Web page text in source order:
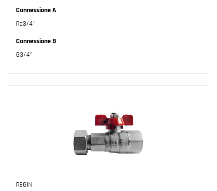
Connessione A
Rp3/4"
Connessione B
G3/4"
REGIN